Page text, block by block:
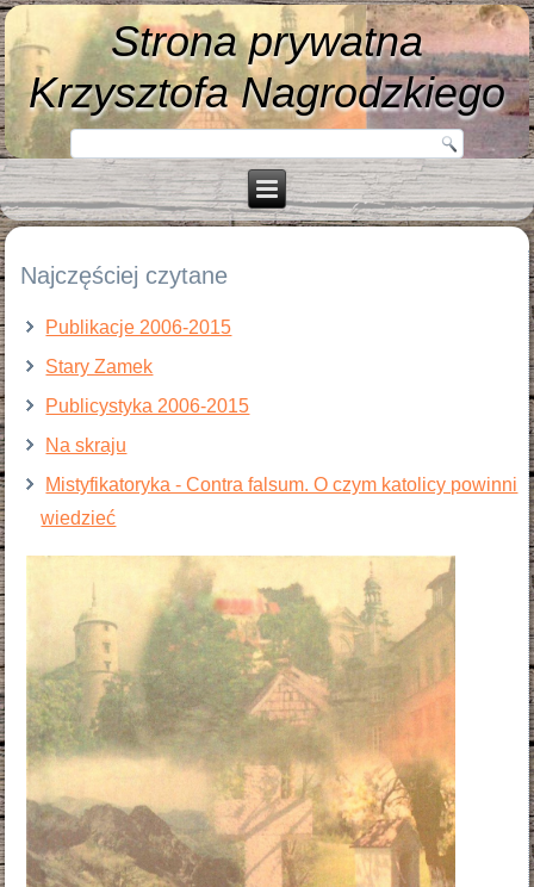
Strona prywatna
Krzysztofa Nagrodzkiego
Najczęściej czytane
Publikacje 2006-2015
Stary Zamek
Publicystyka 2006-2015
Na skraju
Mistyfikatoryka - Contra falsum. O czym katolicy powinni
wiedzieć